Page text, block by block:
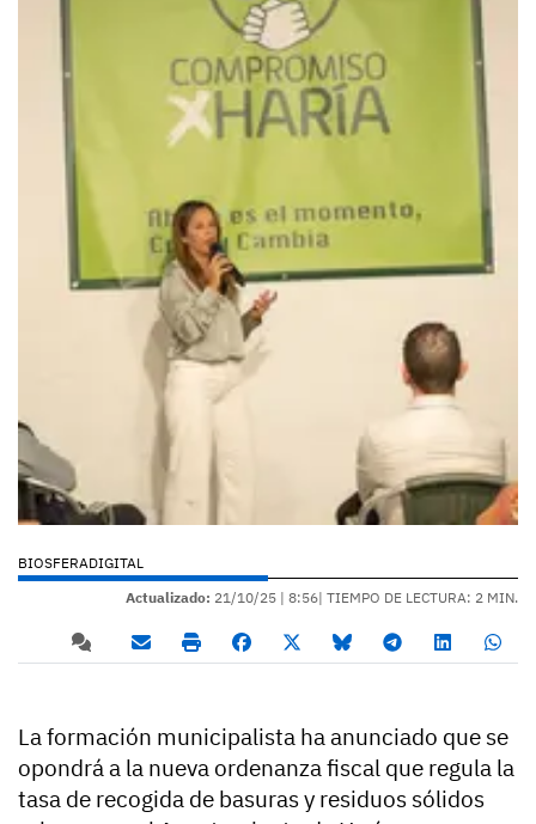
BIOSFERADIGITAL
Actualizado: 21/10/25 | 8:56| TIEMPO DE LECTURA: 2 MIN.
La formación municipalista ha anunciado que se
opondrá a la nueva ordenanza fiscal que regula la
tasa de recogida de basuras y residuos sólidos